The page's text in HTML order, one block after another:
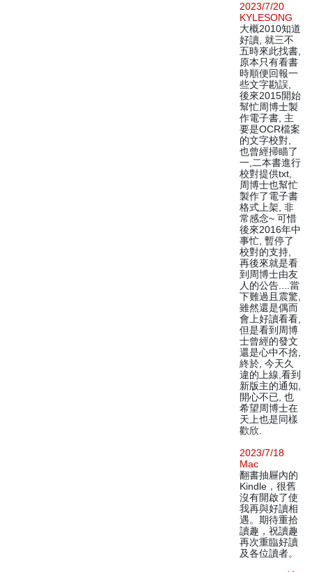
2023/7/20
KYLESONG
大概2010知道
好讀, 就三不
五時來此找書,
原本只有看書
時順便回報一
些文字勘誤,
後來2015開始
幫忙周博士製
作電子書, 主
要是OCR檔案
的文字校對,
也曾經掃瞄了
一,二本書進行
校對提供txt,
周博士也幫忙
製作了電子書
格式上架, 非
常感念~ 可惜
後來2016年中
事忙, 暫停了
校對的支持,
再後來就是看
到周博士由友
人的公告....當
下難過且震驚,
雖然還是偶而
會上好讀看看,
但是看到周博
士曾經的發文
還是心中不捨,
終於, 今天久
違的上線,看到
新版主的通知,
開心不已, 也
希望周博士在
天上也是同樣
歡欣.
2023/7/18
Mac
翻書抽屜內的
Kindle，很舊
沒有開啟了使
我再與好讀相
遇。期待重拾
讀趣，祝讀趣
再次重臨好讀
及各位讀者。